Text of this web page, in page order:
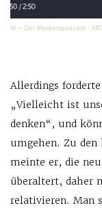
M – Der Medienpodcast ·
Allerdings
„Vielleicht ist
denken“, und
umgehen. Zu den
meinte er, die
überaltert, daher
relativieren. Man